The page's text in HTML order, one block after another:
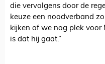
die vervolgens door de
keuze een noodverband
kijken of we nog plek voor
is dat hij gaat.”